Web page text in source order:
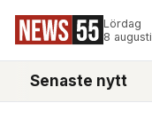
Lördag
8 augusti
Senaste nytt